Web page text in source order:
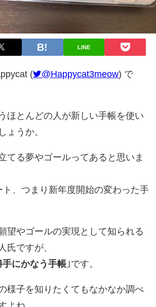
LINE
( @Happycat3meow) で
ほとんどの人が新しい手帳を使い
ょうか。
てる夢やゴールってあると思いま
ト、つまり新年度開始の変わった手
望やゴールの実現として知られる
氏ですが、
手にかなう手帳 ｣です。
様子を知りたくてもなかなか調べ